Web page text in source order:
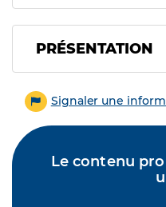
PRÉSENTATION
Signaler une
Le contenu